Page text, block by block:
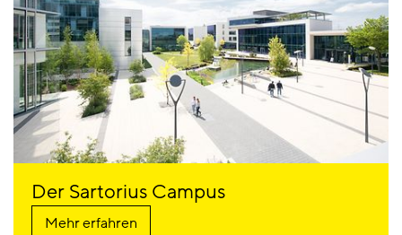
Der Sartorius Campus
Mehr erfahren